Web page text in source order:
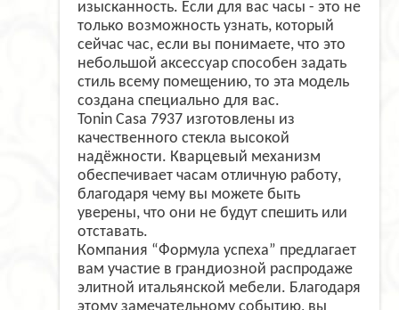
изысканность. Если для вас часы - это не
только возможность узнать, который
сейчас час, если вы понимаете, что это
небольшой аксессуар способен задать
стиль всему помещению, то эта модель
создана специально для вас.
Tonin Casa 7937 изготовлены из
качественного стекла высокой
надёжности. Кварцевый механизм
обеспечивает часам отличную работу,
благодаря чему вы можете быть
уверены, что они не будут спешить или
отставать.
Компания “Формула успеха” предлагает
вам участие в грандиозной распродаже
элитной итальянской мебели. Благодаря